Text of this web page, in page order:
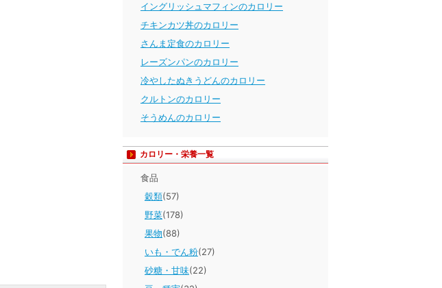
イングリッシュマフィンのカロリー
チキンカツ丼のカロリー
さんま定食のカロリー
レーズンパンのカロリー
冷やしたぬきうどんのカロリー
クルトンのカロリー
そうめんのカロリー
カロリー・栄養一覧
食品
穀類(57)
野菜(178)
果物(88)
いも・でん粉(27)
砂糖・甘味(22)